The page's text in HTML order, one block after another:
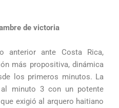
de victoria
anterior ante Costa Rica,
más propositiva, dinámica
los primeros minutos. La
minuto 3 con un potente
exigió al arquero haitiano